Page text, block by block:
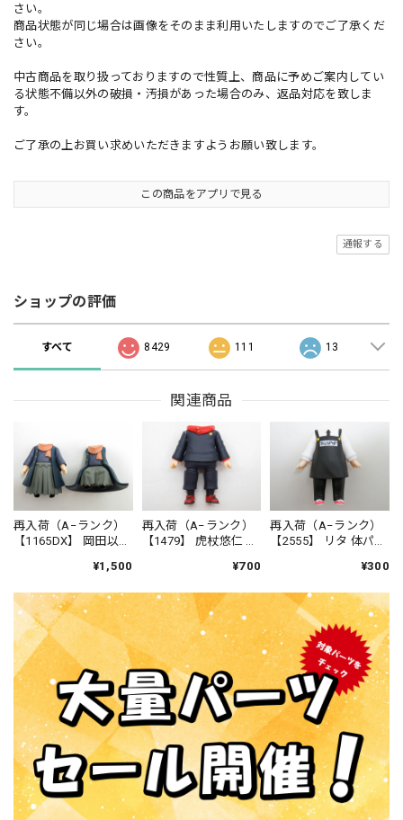
さい。
商品状態が同じ場合は画像をそのまま利用いたしますのでご了承くだ
さい。
中古商品を取り扱っておりますので性質上、商品に予めご案内してい
る状態不備以外の破損・汚損があった場合のみ、返品対応を致しま
す。
ご了承の上お買い求めいただきますようお願い致します。
この商品をアプリで見る
通報する
ショップの評価
すべて 8429 111 13
関連商品
再入荷（A−ランク）
【1165DX】 岡田以蔵
戦闘服 ねんどろい
¥1,500
再入荷（A−ランク）
【1479】 虎杖悠仁 体
¥700
再入荷（A−ランク）
【2555】 リタ 体パー
¥300